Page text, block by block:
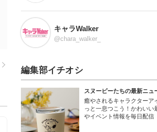
キャラWalker
@chara_walker_
編集部イチオシ
スヌーピーたちの最新ニュ
癒やされるキャラクターア
っと一息つこう！かわいい
やイベント情報を毎日配信